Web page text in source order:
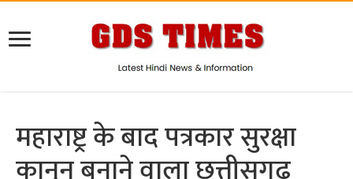
महाराष्ट्र के बाद पत्रकार सुरक्षा